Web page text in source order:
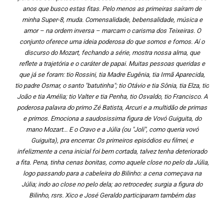
anos que busco estas fitas. Pelo menos as primeiras saíram de
minha Super-8, muda. Comensalidade, bebensalidade, música e
amor – na ordem inversa – marcam o carisma dos Teixeiras. O
conjunto oferece uma ideia poderosa do que somos e fomos. Aí o
discurso do Mozart, fechando a série, mostra nossa alma, que
reflete a trajetória e o caráter de papai. Muitas pessoas queridas e
que já se foram: tio Rossini, tia Madre Eugênia, tia Irmã Aparecida,
tio padre Osmar, o santo "batutinha"; tio Otávio e tia Sônia, tia Elza, tio
João e tia Amélia; tio Valter e tia Penha, tio Osvaldo, tio Francisco. A
poderosa palavra do primo Zé Batista, Arcuri e a multidão de primas
e primos. Emociona a saudosissima figura de Vovó Guiguita, do
mano Mozart... E o Cravo e a Júlia (ou "Jolí", como queria vovó
Guiguita), pra encerrar. Os primeiros episódios eu filmei, e
infelizmente a cena inicial foi bem cortada, talvez tenha deteriorado
a fita. Pena, tinha cenas bonitas, como aquele close no pelo da Júlia,
logo passando para a cabeleira do Bilinho: a cena começava na
Júlia; indo ao close no pelo dela; ao retroceder, surgia a figura do
Bilinho, rsrs. Xico e José Geraldo participaram também das